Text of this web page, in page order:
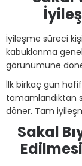
İyileşme süreci
kabuklanma
görünümüne
İlk birkaç gün hafif
tamamlandıktan
döner. Tam
Sakal